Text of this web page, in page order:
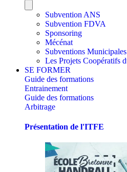
Subvention ANS
Subvention FDVA
Sponsoring
Mécénat
Subventions
Les Projets Coopératifs
SE FORMER
Guide des formations
Entrainement
Guide des formations
Arbitrage
Présentation de l'ITFE